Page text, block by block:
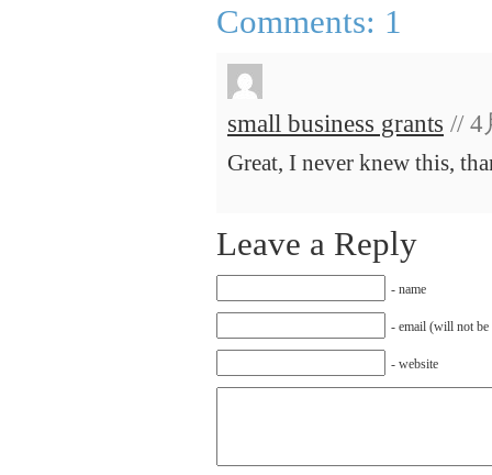
Comments: 1
small business grants // 4
Great, I never knew this,
Leave a Reply
- name
- email (will not
- website